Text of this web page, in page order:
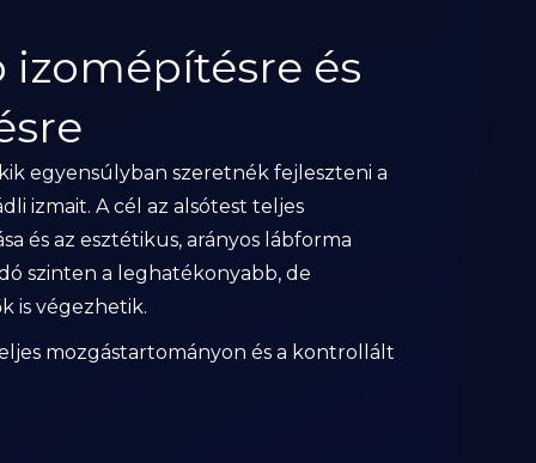
izomépítésre és
egyensúlyban szeretnék fejleszteni a
izmait. A cél az alsótest teljes
és az esztétikus, arányos lábforma
szinten a leghatékonyabb, de
is végezhetik.
mozgástartományon és a kontrollált